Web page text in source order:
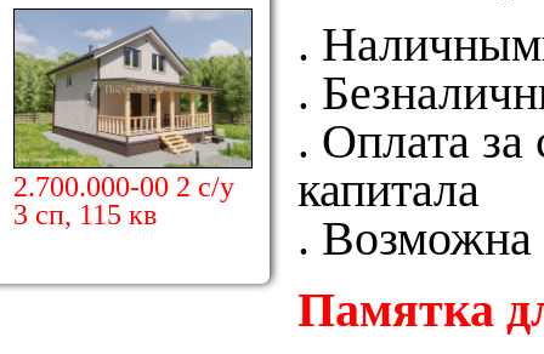
.
.
. Оплата за
капитала
. Возможна
Памятка
2.700.000-00 2 с/у
3 сп, 115 кв